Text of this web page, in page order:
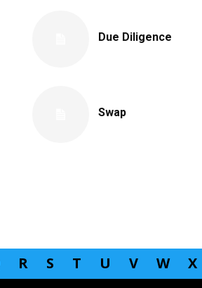
Due Diligence
Swap
R S T U V W X